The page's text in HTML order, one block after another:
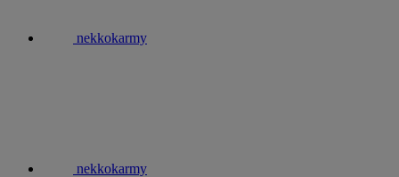
nekkokarmy
nekkokarmy